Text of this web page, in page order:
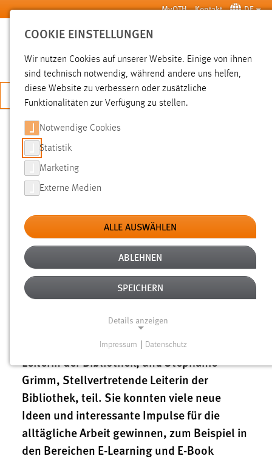
Zum Hauptinhalt springen MyOTH Kontakt DE
SUCHE
JETZT BEWERBEN
Hochschule Aktuelles News der OTH Amberg-Weiden
24H-BIBLIOTHEKEN IN BAYERN –
EIN ERFOLGSMODELL MIT
VORBILDCHARAKTER
20.06.2017
Der Bibliothekartag in Frankfurt a.M. war
auch in diesem Jahr ein wichtiger,
deutschlandweiter Treffpunkt für
und Informationsbranche. Von der OTH
Amberg-Weiden nahmen Christina Michel,
Leiterin der Bibliothek, und Stephanie
Grimm, Stellvertretende Leiterin der
Bibliothek, teil. Sie konnten viele neue
Ideen und interessante Impulse für die
alltägliche Arbeit gewinnen, zum Beispiel in
den Bereichen E-Learning und E-Book
COOKIE EINSTELLUNGEN
Wir nutzen Cookies auf unserer Website. Einige von ihnen
sind technisch notwendig, während andere uns helfen,
diese Website zu verbessern oder zusätzliche
Funktionalitäten zur Verfügung zu stellen.
Notwendige Cookies
Statistik
Marketing
Externe Medien
ALLE AUSWÄHLEN
ABLEHNEN
SPEICHERN
Details anzeigen
Notwendige Cookies ermöglichen grundlegende
Funktionen und sind für die einwandfreie Funktion der
Website erforderlich.
Einverständnis
Impressum Datenschutz